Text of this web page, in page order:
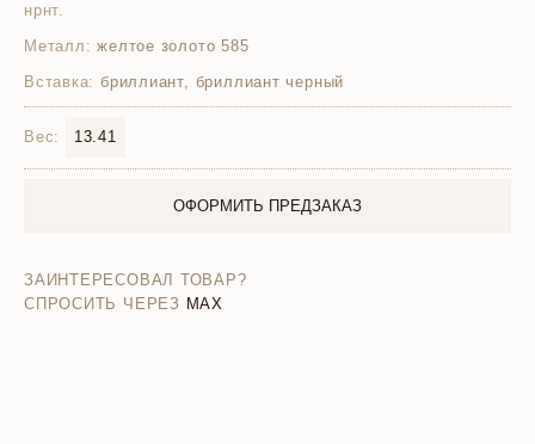
нрнт.
Металл: желтое золото 585
Вставка: бриллиант, бриллиант черный
Вес: 13.41
ОФОРМИТЬ ПРЕДЗАКАЗ
ЗАИНТЕРЕСОВАЛ ТОВАР?
СПРОСИТЬ ЧЕРЕЗ MAX